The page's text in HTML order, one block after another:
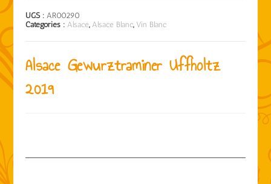
UGS : AR00290
Catégories : Alsace, Alsace Blanc, Vin Blanc
Alsace Gewurztraminer Uffholtz
2019